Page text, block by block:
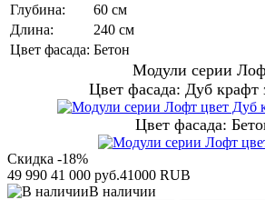
Глубина:
60 см
Длина:
240 см
Цвет фасада: Бетон
Модули серии
Цвет фасада: Дуб крафт
Цвет фасада:
Скидка -18%
49 990 41 000 руб.41000 RUB
В наличии